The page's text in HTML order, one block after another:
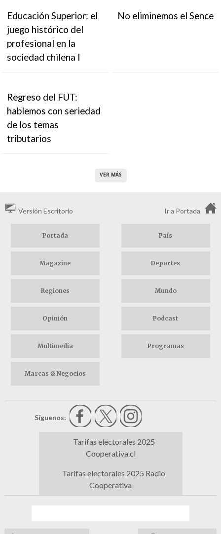
Educación Superior: el
juego histórico del
profesional en la
sociedad chilena I
No eliminemos el Sence
Regreso del FUT:
hablemos con seriedad
de los temas
tributarios
VER MÁS
Versión Escritorio Ir a Portada
Portada País
Magazine Deportes
Regiones Mundo
Opinión Podcast
Multimedia Programas
Marcas & Negocios
Síguenos:
Tarifas electorales 2025
Cooperativa.cl
Tarifas electorales 2025 Radio
Cooperativa